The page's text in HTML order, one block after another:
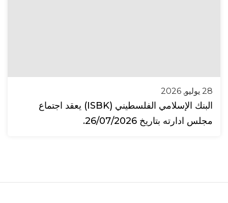
28 يوليو, 2026
البنك الإسلامي الفلسطيني (ISBK) يعقد اجتماع
مجلس ادارته بتاريخ 26/07/2026.